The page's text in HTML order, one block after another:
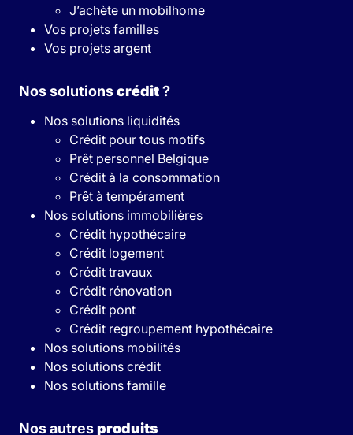
J’achète un mobilhome
Vos projets familles
Vos projets argent
Nos solutionscrédit?
Nos solutions liquidités
Crédit pour tous motifs
Prêt personnel Belgique
Crédit à la consommation
Prêt à tempérament
Nos solutions immobilières
Crédit hypothécaire
Crédit logement
Crédit travaux
Crédit rénovation
Crédit pont
Crédit regroupement hypothécaire
Nos solutions mobilités
Nos solutions crédit
Nos solutions famille
Nos autresproduits